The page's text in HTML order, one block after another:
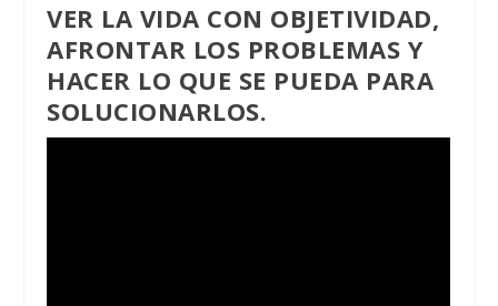
VER LA VIDA CON OBJETIVIDAD,
AFRONTAR LOS PROBLEMAS Y
HACER LO QUE SE PUEDA PARA
SOLUCIONARLOS.